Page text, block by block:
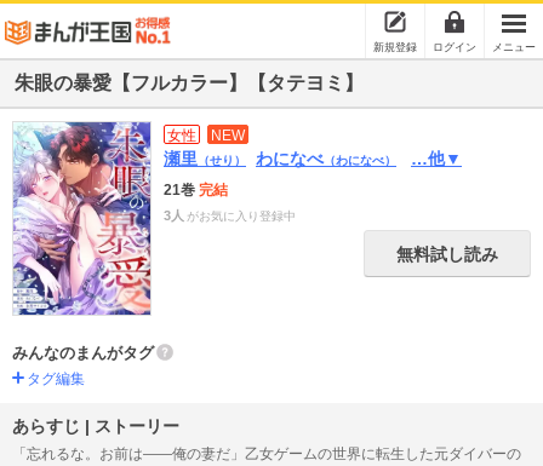
新規登録 ログイン メニュー
朱眼の暴愛【フルカラー】【タテヨミ】
女性 NEW
瀬里 （せり） わになべ（わになべ） …他▼
21巻 完結
3人 がお気に入り登録中
無料試し読み
みんなのまんがタグ
タグ編集
あらすじ | ストーリー
「忘れるな。お前は――俺の妻だ」乙女ゲームの世界に転生した元ダイバーの